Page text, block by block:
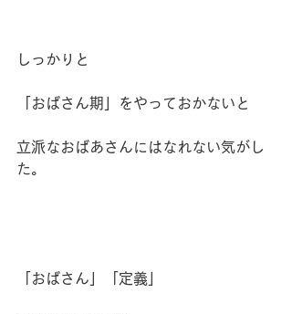
しっかりと
「おばさん期」をやっておかないと
立派なおばあさんにはなれない気がし
た。
「おばさん」「定義」